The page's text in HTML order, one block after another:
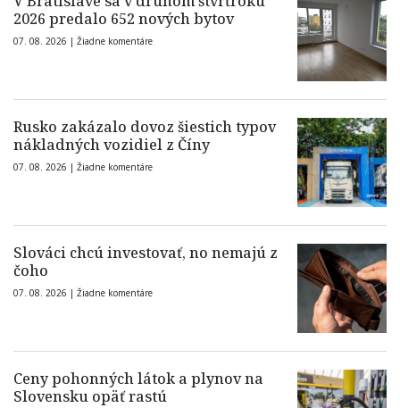
2026 predalo 652 nových bytov
07. 08. 2026 | Žiadne komentáre
Rusko zakázalo dovoz šiestich typov
nákladných vozidiel z Číny
07. 08. 2026 | Žiadne komentáre
Slováci chcú investovať, no nemajú z
čoho
07. 08. 2026 | Žiadne komentáre
Ceny pohonných látok a plynov na
Slovensku opäť rastú